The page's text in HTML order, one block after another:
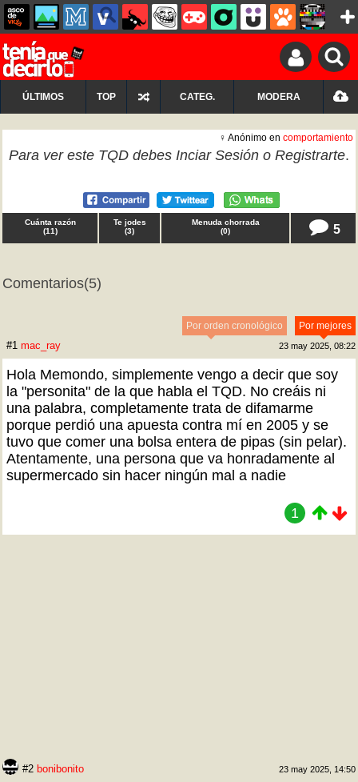
ÚLTIMOS TOP CATEG. MODERA
♀ Anónimo en comportamiento
Para ver este TQD debes Inciar Sesión o Registrarte.
Cuánta razón
(11)
Te jodes
(3)
Menuda chorrada
(0) 5
Comentarios(5)
Por mejores
Por orden cronológico
#1 mac_ray 23 may 2025, 08:22
Hola Memondo, simplemente vengo a decir que soy
la "personita" de la que habla el TQD. No creáis ni
una palabra, completamente trata de difamarme
porque perdió una apuesta contra mí en 2005 y se
tuvo que comer una bolsa entera de pipas (sin pelar).
Atentamente, una persona que va honradamente al
supermercado sin hacer ningún mal a nadie
1
#2 bonibonito 23 may 2025, 14:50